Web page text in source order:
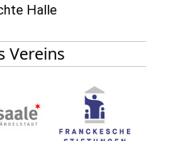
Halle
Vereins